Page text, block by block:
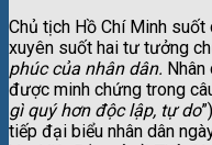
Chủ tịch Hồ Chí Minh
xuyên suốt hai tư tưởng
phúc của nhân dân.
được minh chứng trong
gì quý hơn độc lập, tự do
tiếp đại biểu nhân dân